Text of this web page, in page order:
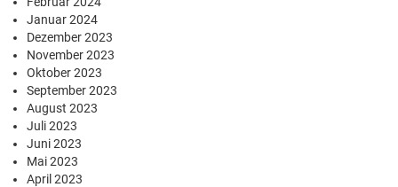
Januar 2024
Dezember 2023
November 2023
Oktober 2023
September 2023
August 2023
Juli 2023
Juni 2023
Mai 2023
April 2023